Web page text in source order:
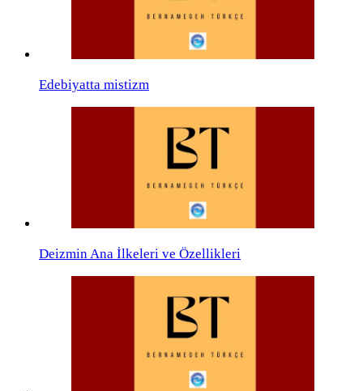
Edebiyatta mistizm
Deizmin Ana İlkeleri ve Özellikleri